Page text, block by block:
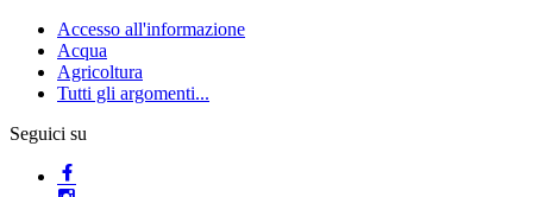
Accesso all'informazione
Acqua
Agricoltura
Tutti gli argomenti...
Seguici su